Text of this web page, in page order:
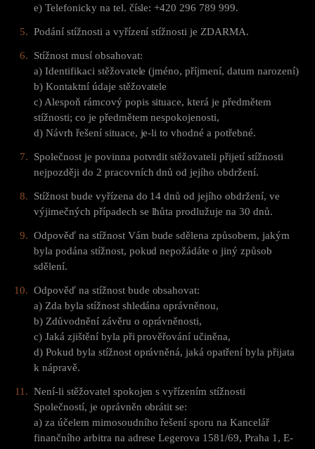
e) Telefonicky na tel. čísle: +420 296 789 999.
Podání stížnosti a vyřízení stížnosti je ZDARMA.
Stížnost musí obsahovat:
a) Identifikaci stěžovatele (jméno, příjmení, datum narození)
b) Kontaktní údaje stěžovatele
c) Alespoň rámcový popis situace, která je předmětem
stížnosti; co je předmětem nespokojenosti,
d) Návrh řešení situace, je-li to vhodné a potřebné.
Společnost je povinna potvrdit stěžovateli přijetí stížnosti
nejpozději do 2 pracovních dnů od jejího obdržení.
Stížnost bude vyřízena do 14 dnů od jejího obdržení, ve
výjimečných případech se lhůta prodlužuje na 30 dnů.
Odpověď na stížnost Vám bude sdělena způsobem, jakým
byla podána stížnost, pokud nepožádáte o jiný způsob
sdělení.
Odpověď na stížnost bude obsahovat:
a) Zda byla stížnost shledána oprávněnou,
b) Zdůvodnění závěru o oprávněnosti,
c) Jaká zjištění byla při prověřování učiněna,
d) Pokud byla stížnost oprávněná, jaká opatření byla přijata
k nápravě.
Není-li stěžovatel spokojen s vyřízením stížnosti
Společností, je oprávněn obrátit se:
a) za účelem mimosoudního řešení sporu na Kancelář
finančního arbitra na adrese Legerova 1581/69, Praha 1, E-